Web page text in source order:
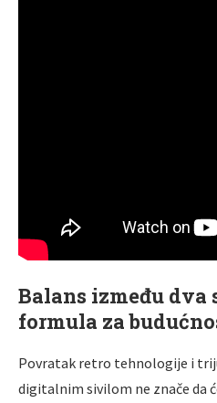
Balans između dva
formula za
Povratak retro tehnologije i
digitalnim sivilom ne znače da